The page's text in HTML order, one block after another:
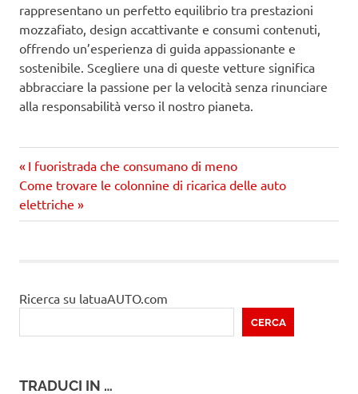
rappresentano un perfetto equilibrio tra prestazioni
mozzafiato, design accattivante e consumi contenuti,
offrendo un’esperienza di guida appassionante e
sostenibile. Scegliere una di queste vetture significa
abbracciare la passione per la velocità senza rinunciare
alla responsabilità verso il nostro pianeta.
Navigazione
articoli
Precedente
articolo:
I fuoristrada che consumano di meno
Prossimo
articolo
Come trovare le colonnine di ricarica delle auto
elettriche
Ricerca su latuaAUTO.com
CERCA
TRADUCI IN …